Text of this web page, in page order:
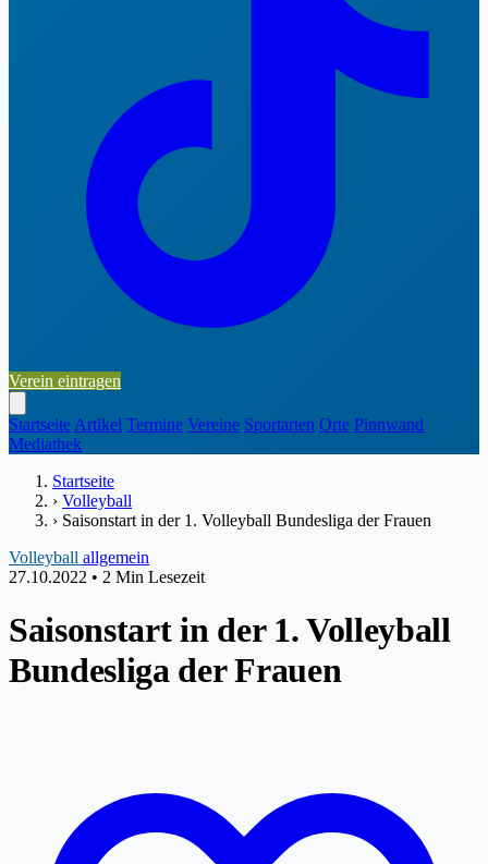
Verein eintragen
Startseite Artikel Termine Vereine Sportarten Orte Pinnwand
Mediathek
Startseite
› Volleyball
› Saisonstart in der 1. Volleyball Bundesliga der Frauen
Volleyball allgemein
27.10.2022 • 2 Min Lesezeit
Saisonstart in der 1. Volleyball
Bundesliga der Frauen